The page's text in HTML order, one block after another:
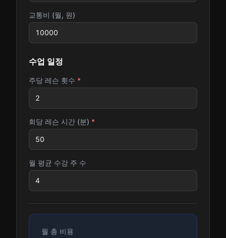
교통비 (월, 원)
수업 일정
주당 레슨 횟수 *
회당 레슨 시간 (분) *
월 평균 수강 주 수
월 총 비용